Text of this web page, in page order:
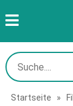
Startseite »